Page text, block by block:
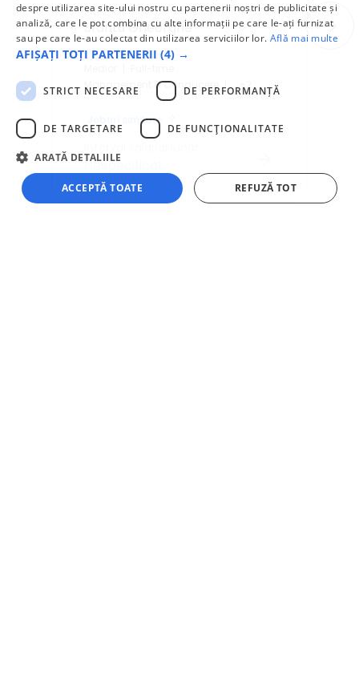
Sfântu Gheorghe
Management & Conducere
+2
Joburi similare
Nespecificat
despre utilizarea site-ului nostru cu partenerii noștri de publicitate și
analiză, care le pot combina cu alte informații pe care le-ați furnizat
sau pe care le-au colectat din utilizarea serviciilor lor. Află mai multe
AFIȘAȚI TOȚI PARTENERII (4) →
STRICT NECESARE DE PERFORMANȚĂ
DE TARGETARE DE FUNCŢIONALITATE
ARATĂ DETALIILE
ACCEPTĂ TOATE REFUZĂ TOT